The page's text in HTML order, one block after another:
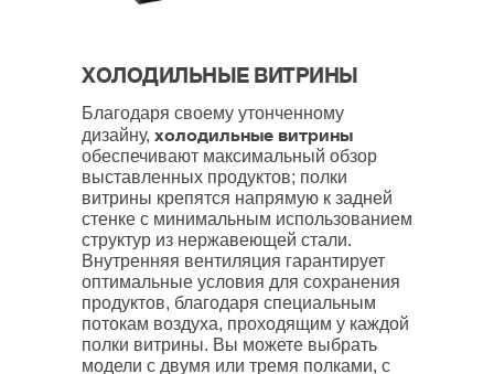
ХОЛОДИЛЬНЫЕ ВИТРИНЫ
Благодаря своему утонченному
дизайну, холодильные витрины
обеспечивают максимальный обзор
выставленных продуктов; полки
витрины крепятся напрямую к задней
стенке с минимальным использованием
структур из нержавеющей стали.
Внутренняя вентиляция гарантирует
оптимальные условия для сохранения
продуктов, благодаря специальным
потокам воздуха, проходящим у каждой
полки витрины. Вы можете выбрать
модели с двумя или тремя полками, с